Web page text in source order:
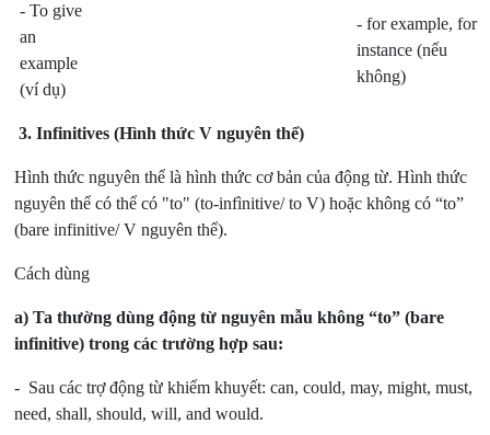
- To give
an
example
(ví dụ)
- for example, for
instance(nếu
không)
3. Infinitives (Hình thức V nguyên thể)
Hình thức nguyên thể là hình thức cơ bản của động từ. Hình thức
nguyên thể có thể có "to" (to-infìnitive/ to V) hoặc không có “to”
(bare infinitive/ V nguyên thể).
Cách dùng
a)Ta thường dùng động từ nguyên mẫu không “to” (bare
infinitive) trong các trường hợp sau:
- Sau các trợ động từ khiếm khuyết: can, could, may, might, must,
need, shall, should, will, and would.